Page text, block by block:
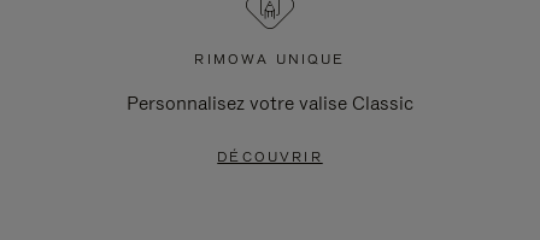
RIMOWA UNIQUE
Personnalisez votre valise Classic
DÉCOUVRIR